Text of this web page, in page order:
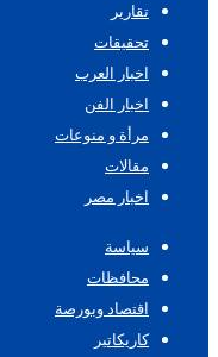
تقارير
تحقيقات
اخبار العرب
اخبار الفن
مرأة و منوعات
مقالات
اخبار مصر
سياسة
محافظات
اقتصاد وبورصة
كاريكاتير